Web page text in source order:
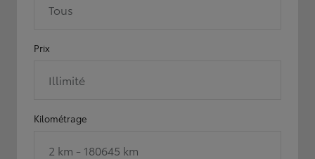
Tous
Prix
Illimité
Kilométrage
2 km - 180645 km